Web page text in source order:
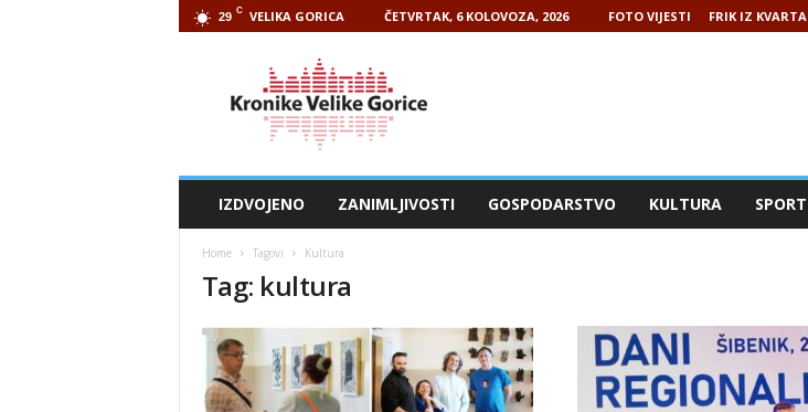
29 C VELIKA GORICA ČETVRTAK, 6 KOLOVOZA, 2026 FOTO VIJESTI FRIK IZ KVARTA
IZDVOJENO ZANIMLJIVOSTI GOSPODARSTVO KULTURA SPORT
Home Tagovi Kultura
Tag: kultura